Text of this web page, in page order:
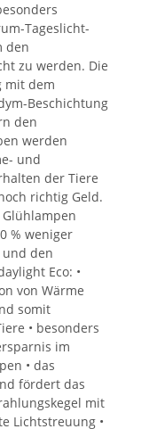
Tageslicht-
den
zu werden. Die
mit dem
Beschichtung
den
werden
und
der Tiere
richtig Geld.
% weniger
den
Eco: •
von Wärme
somit
• besonders
im
• das
fördert das
mit
Lichtstreuung •